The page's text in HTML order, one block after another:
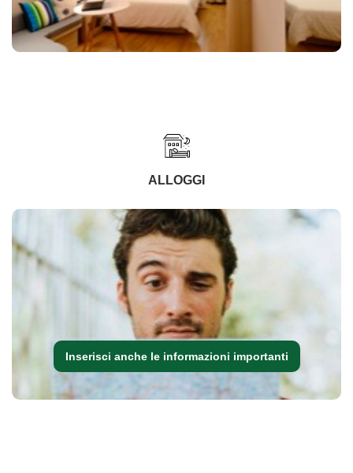
ALLOGGI
Inserisci anche le informazioni importanti